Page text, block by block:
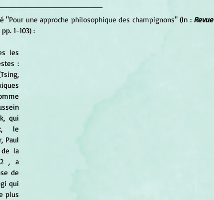
"Pour une approche philosophique des champignons" (In : Revue
1-103) :
:
qui
le
Paul
de la
, a
de
qui
plus